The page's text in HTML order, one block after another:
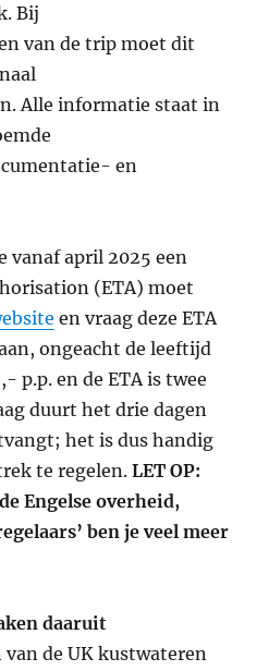
Bij
van de trip moet dit
Alle informatie staat in
en
vanaf april 2025 een
(ETA) moet
en vraag deze ETA
ongeacht de leeftijd
p.p. en de ETA is twee
duurt het drie dagen
het is dus handig
te regelen.LET OP:
Engelse overheid,
ben je veel meer
daaruit
de UK kustwateren